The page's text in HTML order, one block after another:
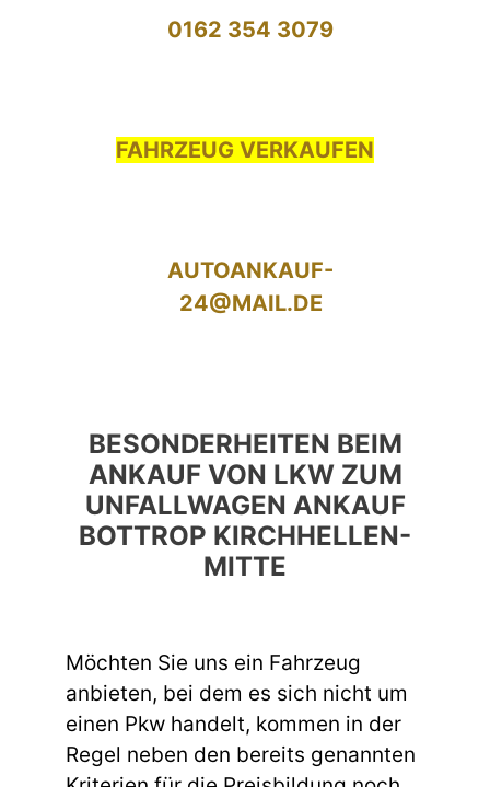
0162 354 3079
FAHRZEUG VERKAUFEN
AUTOANKAUF-
24@MAIL.DE
BESONDERHEITEN BEIM
ANKAUF VON LKW ZUM
UNFALLWAGEN ANKAUF
BOTTROP KIRCHHELLEN-
MITTE
Möchten Sie uns ein Fahrzeug
anbieten, bei dem es sich nicht um
einen Pkw handelt, kommen in der
Regel neben den bereits genannten